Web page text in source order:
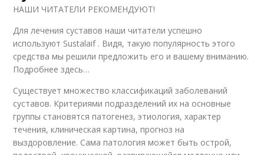
НАШИ ЧИТАТЕЛИ РЕКОМЕНДУЮТ!
Для лечения суставов наши читатели успешно
используют Sustalaif . Видя, такую популярность этого
средства мы решили предложить его и вашему вниманию.
Подробнее здесь…
Существует множество классификаций заболеваний
суставов. Критериями подразделений их на основные
группы становятся патогенез, этиология, характер
течения, клиническая картина, прогноз на
выздоровление. Сама патология может быть острой,